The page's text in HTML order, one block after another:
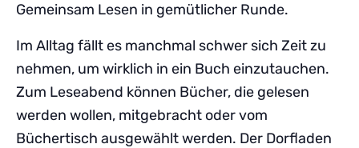
Gemeinsam Lesen in gemütlicher Runde.
Im Alltag fällt es manchmal schwer sich Zeit zu
nehmen, um wirklich in ein Buch einzutauchen.
Zum Leseabend können Bücher, die gelesen
werden wollen, mitgebracht oder vom
Büchertisch ausgewählt werden. Der Dorfladen